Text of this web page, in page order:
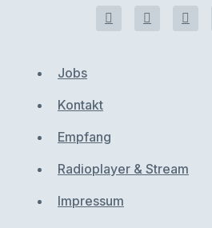
Jobs
Kontakt
Empfang
Radioplayer & Stream
Impressum